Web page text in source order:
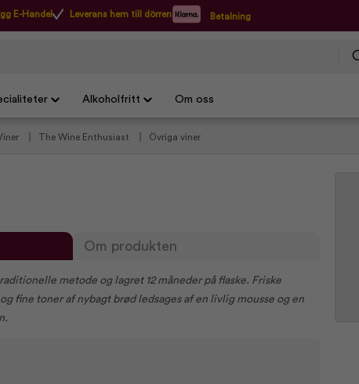
E-Handel Leverans hem till dörren Betalning
Alkoholfritt Om oss
The Wine Enthusiast Övriga viner
Om produkten
metode og lagret 12 måneder på flaske. Friske
fine toner af nybagt brød ledsages af en livlig mousse og en